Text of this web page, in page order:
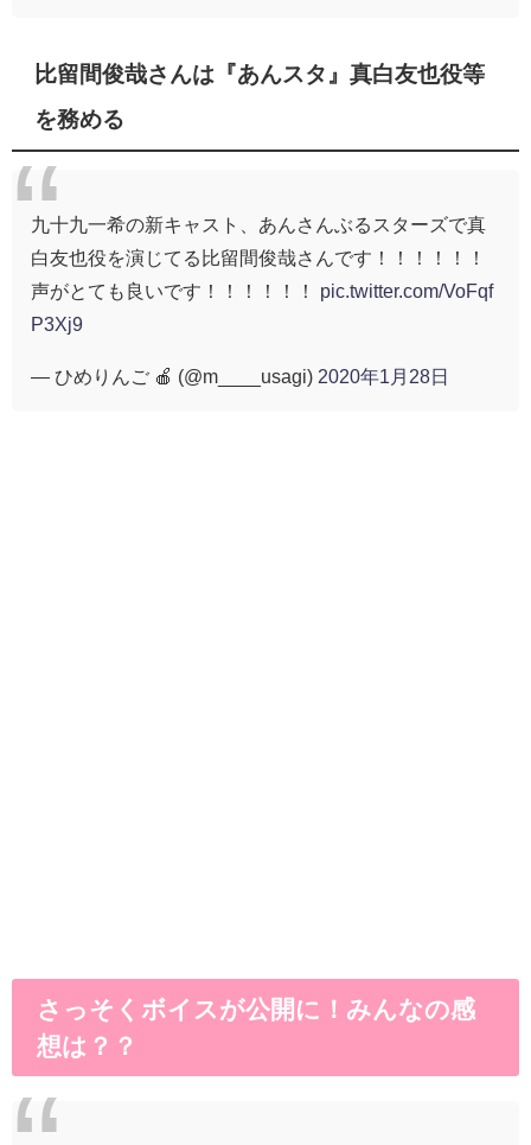
比留間俊哉さんは『あんスタ』真白友也役等
を務める
九十九一希の新キャスト、あんさんぶるスターズで真
白友也役を演じてる比留間俊哉さんです！！！！！！
声がとても良いです！！！！！！ pic.twitter.com/VoFqf
P3Xj9
— ひめりんご 🍎 (@m____usagi) 2020年1月28日
さっそくボイスが公開に！みんなの感
想は？？